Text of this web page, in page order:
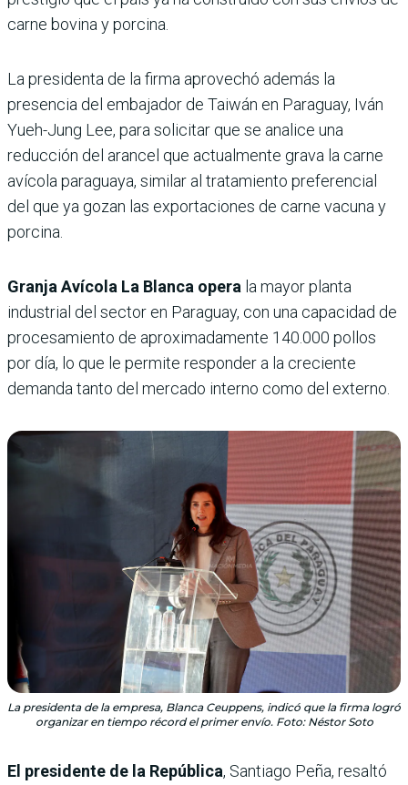
carne bovina y porcina.
La presidenta de la firma aprovechó además la
presencia del embajador de Taiwán en Paraguay, Iván
Yueh-Jung Lee, para solicitar que se analice una
reducción del arancel que actualmente grava la carne
avícola paraguaya, similar al tratamiento preferencial
del que ya gozan las exportaciones de carne vacuna y
porcina.
Granja Avícola La Blanca opera la mayor planta
industrial del sector en Paraguay, con una capacidad de
procesamiento de aproximadamente 140.000 pollos
por día, lo que le permite responder a la creciente
demanda tanto del mercado interno como del externo.
La presidenta de la empresa, Blanca Ceuppens, indicó que la firma logró
organizar en tiempo récord el primer envío. Foto: Néstor Soto
El presidente de la República, Santiago Peña, resaltó